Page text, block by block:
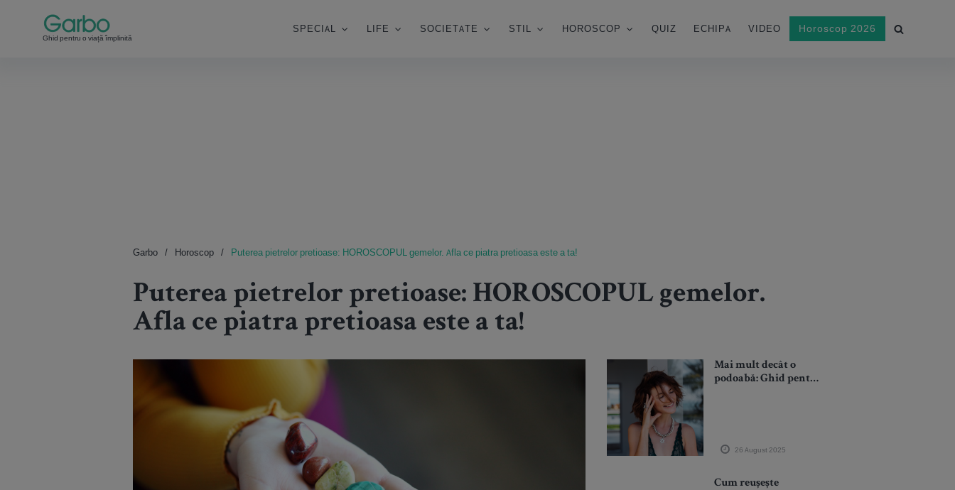
Ghid pentru o viață împlinită
SPECIAL LIFE SOCIETATE STIL HOROSCOP QUIZ ECHIPA VIDEO Horoscop 2026
Garbo Horoscop Puterea pietrelor pretioase: HOROSCOPUL gemelor. Afla ce piatra pretioasa este a ta!
Puterea pietrelor pretioase: HOROSCOPUL gemelor.
Afla ce piatra pretioasa este a ta!
Mai mult decât o
podoabă: Ghid pentru
26 August 2025
Cum reușește